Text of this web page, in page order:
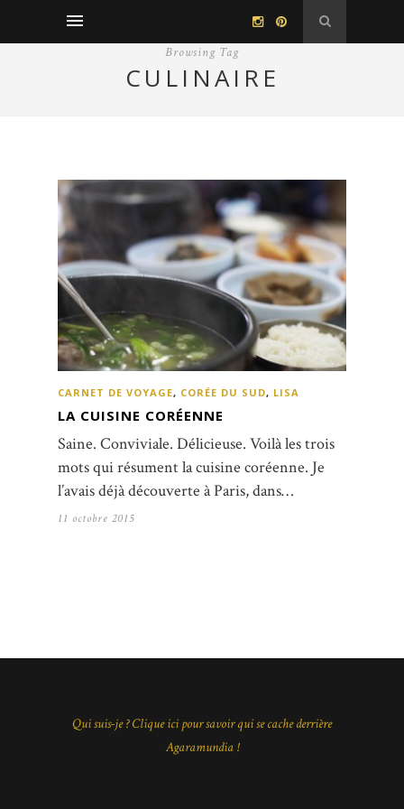
Browsing Tag
CULINAIRE
CARNET DE VOYAGE, CORÉE DU SUD, LISA
LA CUISINE CORÉENNE
Saine. Conviviale. Délicieuse. Voilà les trois
mots qui résument la cuisine coréenne. Je
l’avais déjà découverte à Paris, dans…
11 octobre 2015
Qui suis-je ? Clique ici pour savoir qui se cache derrière
Agaramundia !